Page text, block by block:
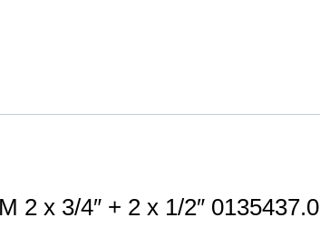
2 x 3/4″ + 2 x 1/2″ 0135437.0